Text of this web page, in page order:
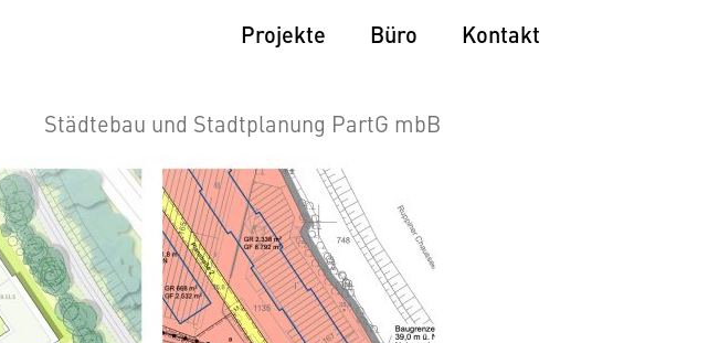
Projekte Büro Kontakt
Städtebau und Stadtplanung PartG mbB